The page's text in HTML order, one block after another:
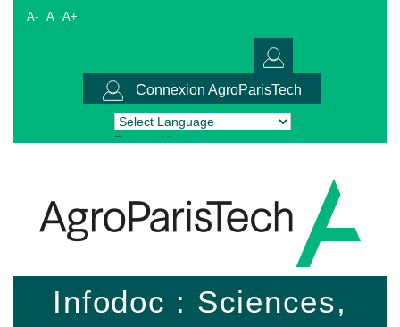
A- A A+
Connexion AgroParisTech
Powered by Translate
Infodoc : Sciences,